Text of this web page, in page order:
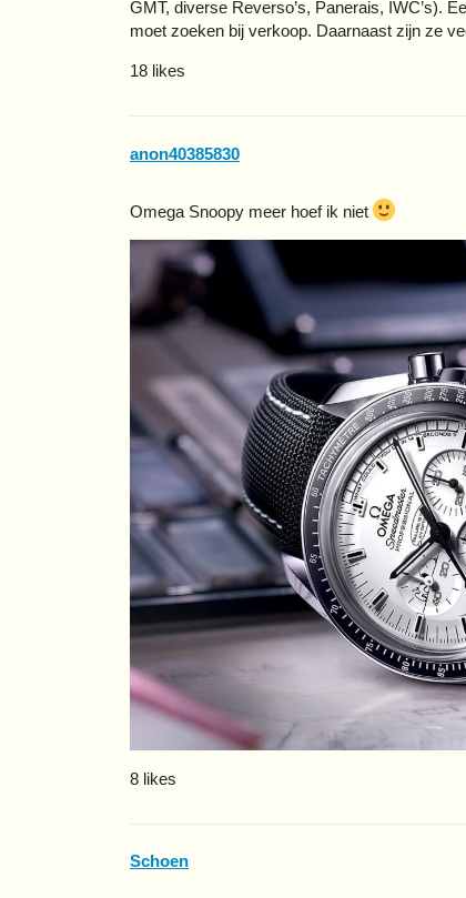
GMT, diverse Reverso’s, Panerais, IWC’s).
moet zoeken bij verkoop. Daarnaast zijn ze
18 likes
anon40385830
Omega Snoopy meer hoef ik niet
8 likes
Schoen